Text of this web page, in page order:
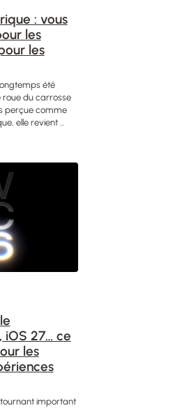
: vous
les
les
été
du carrosse
perçue comme
elle revient ...
iOS 27… ce
les
important